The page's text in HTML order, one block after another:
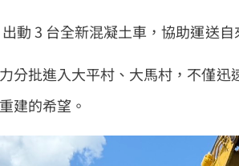
出動 3 台全新混凝土車，協助運送
分批進入大平村、大馬村，不僅
建的希望。